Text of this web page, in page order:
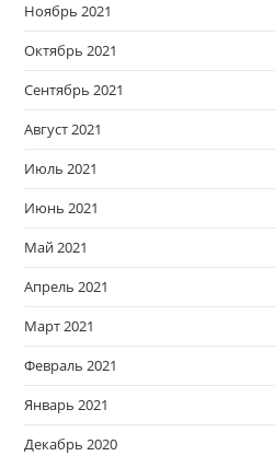
Ноябрь 2021
Октябрь 2021
Сентябрь 2021
Август 2021
Июль 2021
Июнь 2021
Май 2021
Апрель 2021
Март 2021
Февраль 2021
Январь 2021
Декабрь 2020